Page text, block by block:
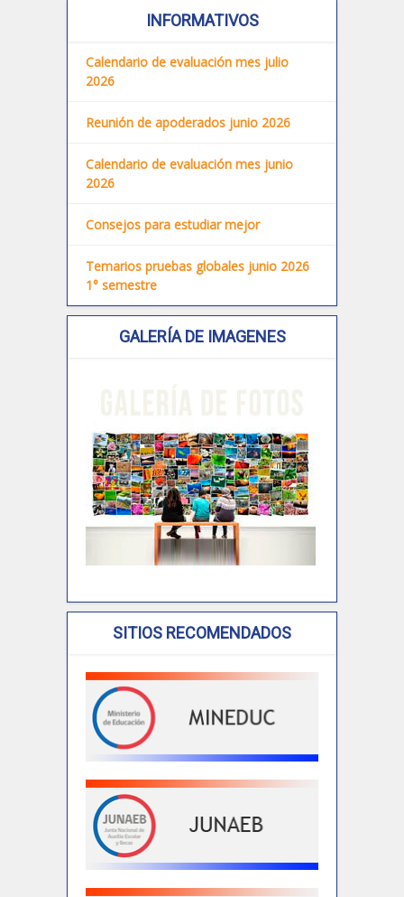
INFORMATIVOS
Calendario de evaluación mes julio
2026
Reunión de apoderados junio 2026
Calendario de evaluación mes junio
2026
Consejos para estudiar mejor
Temarios pruebas globales junio 2026
1° semestre
GALERÍA DE IMAGENES
SITIOS RECOMENDADOS